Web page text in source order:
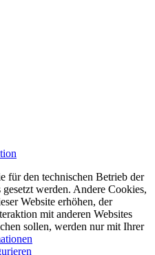
für den technischen Betrieb der
werden. Andere Cookies,
Website erhöhen, der
mit anderen Websites
sollen, werden nur mit Ihrer